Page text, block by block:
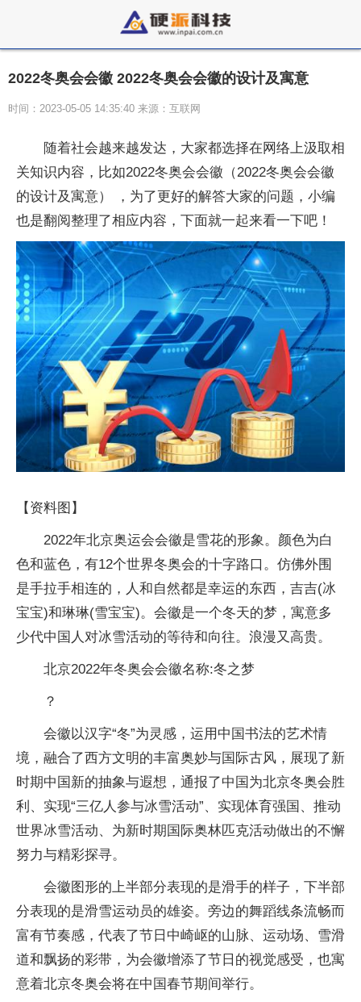
2022冬奥会会徽 2022冬奥会会徽的设计及寓意
时间：2023-05-05 14:35:40 来源：互联网
随着社会越来越发达，大家都选择在网络上汲取相
关知识内容，比如2022冬奥会会徽（2022冬奥会会徽
的设计及寓意） ，为了更好的解答大家的问题，小编
也是翻阅整理了相应内容，下面就一起来看一下吧！
【资料图】
2022年北京奥运会会徽是雪花的形象。颜色为白
色和蓝色，有12个世界冬奥会的十字路口。仿佛外围
是手拉手相连的，人和自然都是幸运的东西，吉吉(冰
宝宝)和琳琳(雪宝宝)。会徽是一个冬天的梦，寓意多
少代中国人对冰雪活动的等待和向往。浪漫又高贵。
北京2022年冬奥会会徽名称:冬之梦
？
会徽以汉字“冬”为灵感，运用中国书法的艺术情
境，融合了西方文明的丰富奥妙与国际古风，展现了新
时期中国新的抽象与遐想，通报了中国为北京冬奥会胜
利、实现“三亿人参与冰雪活动”、实现体育强国、推动
世界冰雪活动、为新时期国际奥林匹克活动做出的不懈
努力与精彩探寻。
会徽图形的上半部分表现的是滑手的样子，下半部
分表现的是滑雪运动员的雄姿。旁边的舞蹈线条流畅而
富有节奏感，代表了节日中崎岖的山脉、运动场、雪滑
道和飘扬的彩带，为会徽增添了节日的视觉感受，也寓
意着北京冬奥会将在中国春节期间举行。